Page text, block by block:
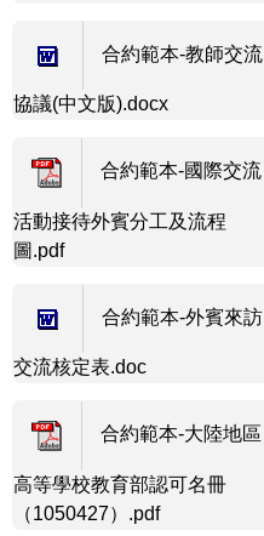
合約範本-教師交流
協議(中文版).docx
合約範本-國際交流
活動接待外賓分工及流程
圖.pdf
合約範本-外賓來訪
交流核定表.doc
合約範本-大陸地區
高等學校教育部認可名冊
（1050427）.pdf